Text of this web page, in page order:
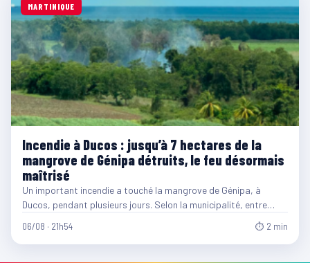
MARTINIQUE
Incendie à Ducos : jusqu’à 7 hectares de la
mangrove de Génipa détruits, le feu désormais
maîtrisé
Un important incendie a touché la mangrove de Génipa, à
Ducos, pendant plusieurs jours. Selon la municipalité, entre…
06/08 · 21h54 ⏱ 2 min